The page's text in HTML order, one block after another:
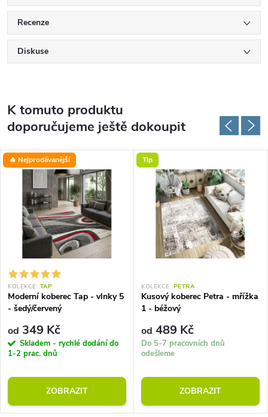
Recenze
Diskuse
K tomuto produktu
doporučujeme ještě dokoupit
🔥 Nejprodávanější
KOLEKCE: TAP
Moderní koberec Tap - vlnky 5
- šedý/červený
od 349 Kč
Skladem - rychlé dodání do
1-2 prac. dnů
ZOBRAZIT
Tip
KOLEKCE: PETRA
Kusový koberec Petra - mřížka
1 - béžový
od 489 Kč
Do 5-7 pracovních dnů
odešleme
ZOBRAZIT